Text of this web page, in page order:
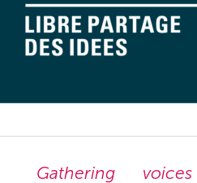
Gathering